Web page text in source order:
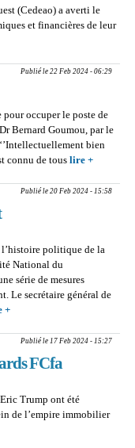
du futur
dialogue
(Cedeao) a averti le
et financières de leur
Niger et le Burkina
Publié le 22 Feb 2024 - 06:29
occuper le poste de
Bernard Goumou, par le
bien
connu de tous lire +
Guinée
Publié le 20 Feb 2024 - 15:58
politique de la
National du
série de mesures
Le secrétaire général de
+
vire tout le
gouvernement
Publié le 17 Feb 2024 - 15:27
FCfa
Trump ont été
de l’empire immobilier